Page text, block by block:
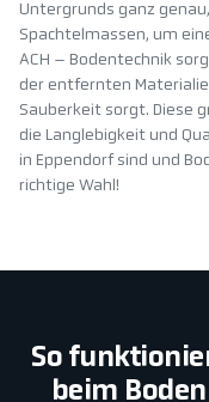
Untergrunds ganz
Spachtelmassen, um
ACH – Bodentechnik
der entfernten
Sauberkeit sorgt. Diese
die Langlebigkeit und
in Eppendorf sind und
richtige Wahl!
So
beim